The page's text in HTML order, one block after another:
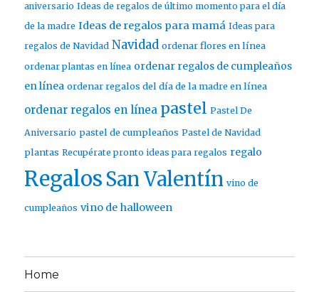
aniversario Ideas de regalos de último momento para el día
de la madre Ideas de regalos para mamá Ideas para
regalos de Navidad Navidad ordenar flores en línea
ordenar plantas en línea ordenar regalos de cumpleaños
en línea ordenar regalos del día de la madre en línea
ordenar regalos en línea pastel Pastel De
Aniversario pastel de cumpleaños Pastel de Navidad
plantas Recupérate pronto ideas para regalos regalo
Regalos San Valentín vino de
cumpleaños vino de halloween
Home